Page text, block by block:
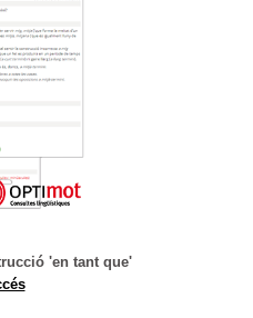
'en tant que'